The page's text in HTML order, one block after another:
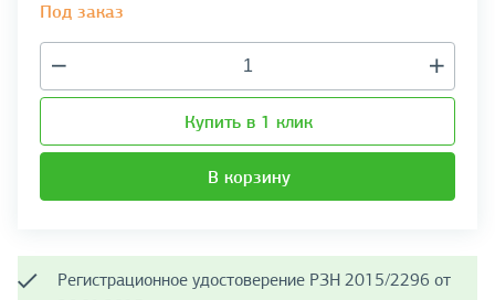
Под заказ
Купить в 1 клик
В корзину
Регистрационное удостоверение РЗН 2015/2296 от